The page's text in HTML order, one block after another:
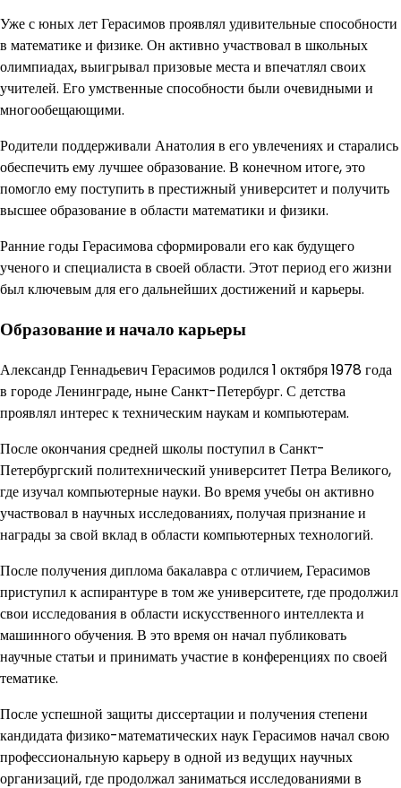
Уже с юных лет Герасимов проявлял удивительные способности
в математике и физике. Он активно участвовал в школьных
олимпиадах, выигрывал призовые места и впечатлял своих
учителей. Его умственные способности были очевидными и
многообещающими.
Родители поддерживали Анатолия в его увлечениях и старались
обеспечить ему лучшее образование. В конечном итоге, это
помогло ему поступить в престижный университет и получить
высшее образование в области математики и физики.
Ранние годы Герасимова сформировали его как будущего
ученого и специалиста в своей области. Этот период его жизни
был ключевым для его дальнейших достижений и карьеры.
Образование и начало карьеры
Александр Геннадьевич Герасимов родился 1 октября 1978 года
в городе Ленинграде, ныне Санкт-Петербург. С детства
проявлял интерес к техническим наукам и компьютерам.
После окончания средней школы поступил в Санкт-
Петербургский политехнический университет Петра Великого,
где изучал компьютерные науки. Во время учебы он активно
участвовал в научных исследованиях, получая признание и
награды за свой вклад в области компьютерных технологий.
После получения диплома бакалавра с отличием, Герасимов
приступил к аспирантуре в том же университете, где продолжил
свои исследования в области искусственного интеллекта и
машинного обучения. В это время он начал публиковать
научные статьи и принимать участие в конференциях по своей
тематике.
После успешной защиты диссертации и получения степени
кандидата физико-математических наук Герасимов начал свою
профессиональную карьеру в одной из ведущих научных
организаций, где продолжал заниматься исследованиями в